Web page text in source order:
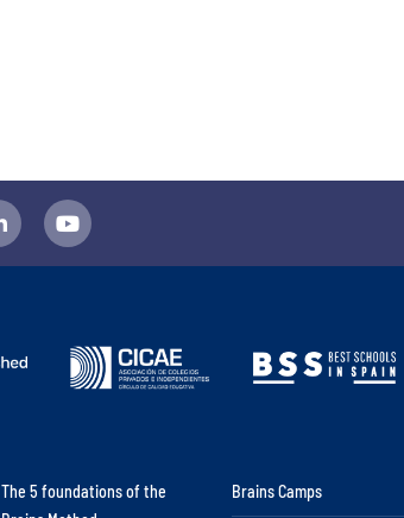
The 5 foundations of the
Brains Camps